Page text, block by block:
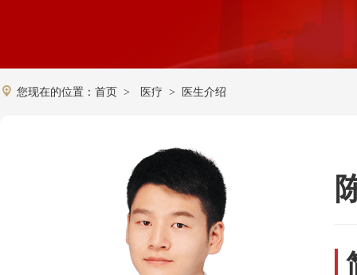
您现在的位置： 首页 > 医疗 > 医生介绍